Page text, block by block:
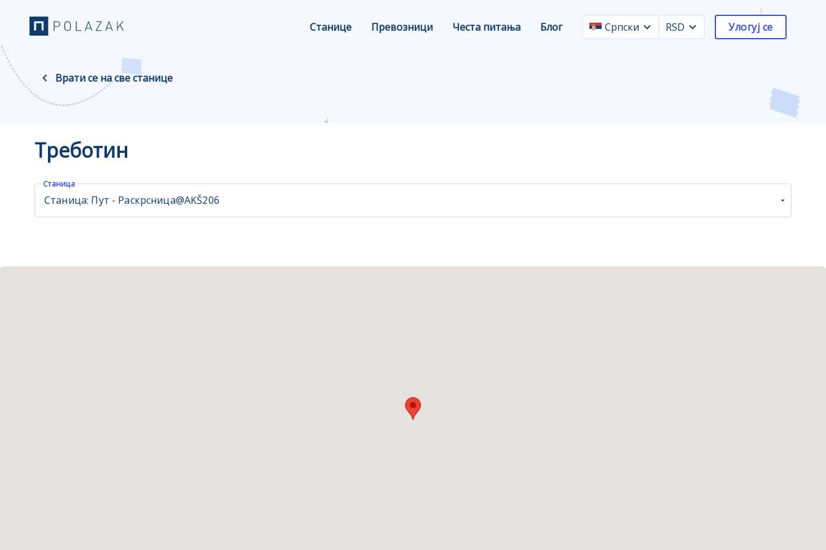
Станице Превозници Честа питања Блог Српски RSD Улогуј се
Врати се на све станице
Треботин
Станица
Станица: Пут - Раскрсница@AKŠ206